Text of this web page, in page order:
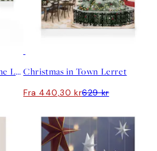
Love Makes a House a Home Lerret Christmas in Town Lerret
Fra 440,30 kr629 kr